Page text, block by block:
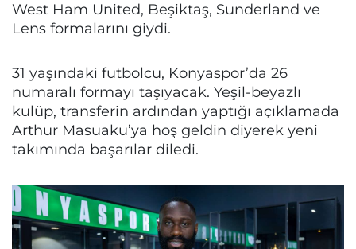
West Ham United, Beşiktaş, Sunderland ve
Lens formalarını giydi.
31 yaşındaki futbolcu, Konyaspor’da 26
numaralı formayı taşıyacak. Yeşil-beyazlı
kulüp, transferin ardından yaptığı açıklamada
Arthur Masuaku’ya hoş geldin diyerek yeni
takımında başarılar diledi.